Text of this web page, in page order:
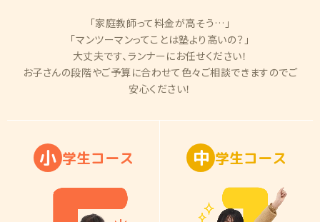
「家庭教師って料金が高そう…」
「マンツーマンってことは塾より高いの？」
大丈夫です、ランナーにお任せください！
お子さんの段階やご予算に合わせて色々ご相談できますのでご
安心ください！
小 学生コース 中 学生コース